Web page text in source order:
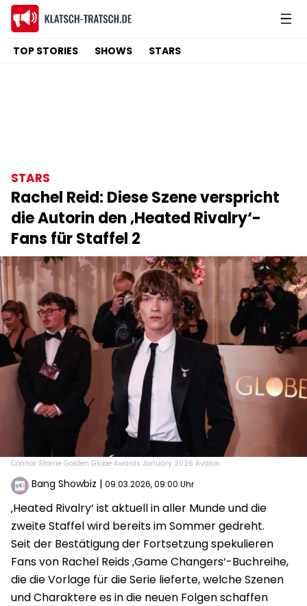
TOP STORIES SHOWS STARS
STARS
Rachel Reid: Diese Szene verspricht
die Autorin den ‚Heated Rivalry‘-
Fans für Staffel 2
Connor Storrie Golden Globe Awards January 2026 Avalon
Bang Showbiz | 09.03.2026, 09:00 Uhr
‚Heated Rivalry‘ ist aktuell in aller Munde und die
zweite Staffel wird bereits im Sommer gedreht.
Seit der Bestätigung der Fortsetzung spekulieren
Fans von Rachel Reids ‚Game Changers‘-Buchreihe,
die die Vorlage für die Serie lieferte, welche Szenen
und Charaktere es in die neuen Folgen schaffen